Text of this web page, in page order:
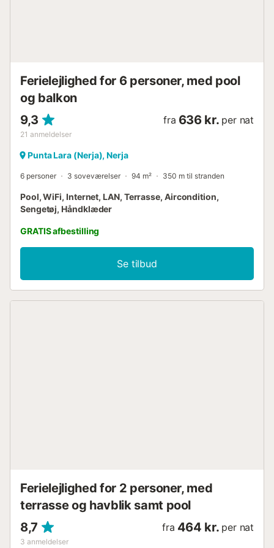
Ferielejlighed for 6 personer, med pool
og balkon
9,3
21 anmeldelser
fra 636 kr. per nat
Punta Lara (Nerja), Nerja
6 personer 3 soveværelser 94 m² 350 m til stranden
Pool, WiFi, Internet, LAN, Terrasse, Aircondition,
Sengetøj, Håndklæder
GRATIS afbestilling
Se tilbud
Ferielejlighed for 2 personer, med
terrasse og havblik samt pool
8,7
3 anmeldelser
fra 464 kr. per nat